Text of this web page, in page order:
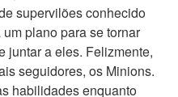
supervilões conhecido
plano para se tornar
juntar a eles. Felizmente,
seguidores, os Minions.
habilidades enquanto